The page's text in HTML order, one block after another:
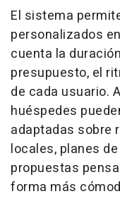
El sistema
personalizados
cuenta la
presupuesto, el
de cada usuario.
huéspedes
adaptadas sobre
locales, planes
propuestas
forma más